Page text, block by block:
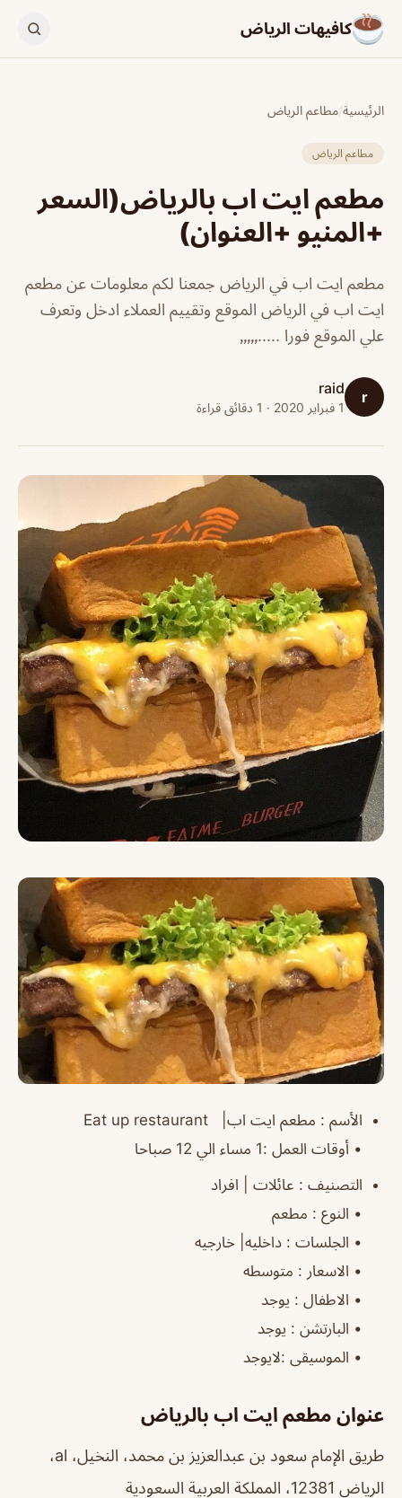
كافيهات الرياض
الرئيسية/مطاعم الرياض
مطاعم الرياض
مطعم ايت اب بالرياض(السعر
+المنيو +العنوان)
مطعم ايت اب في الرياض جمعنا لكم معلومات عن مطعم
ايت اب في الرياض الموقع وتقييم العملاء ادخل وتعرف
علي الموقع فورا .....٫٫٫٫٫
r
raid
1 فبراير 2020 · 1 دقائق قراءة
الأسم : مطعم ايت اب|
restaurant
‏• أوقات العمل :1 مساء الي 12 صباحا
التصنيف : عائلات | افراد
‏• النوع : مطعم
‏• الجلسات : داخليه| خارجيه
‏• الاسعار : متوسطه
‏• الاطفال : يوجد
‏• البارتشن : يوجد
‏• الموسيقى :لايوجد
عنوان مطعم ايت اب بالرياض
طريق الإمام سعود بن عبدالعزيز بن محمد، النخيل، al،
الرياض 12381، المملكة العربية السعودية